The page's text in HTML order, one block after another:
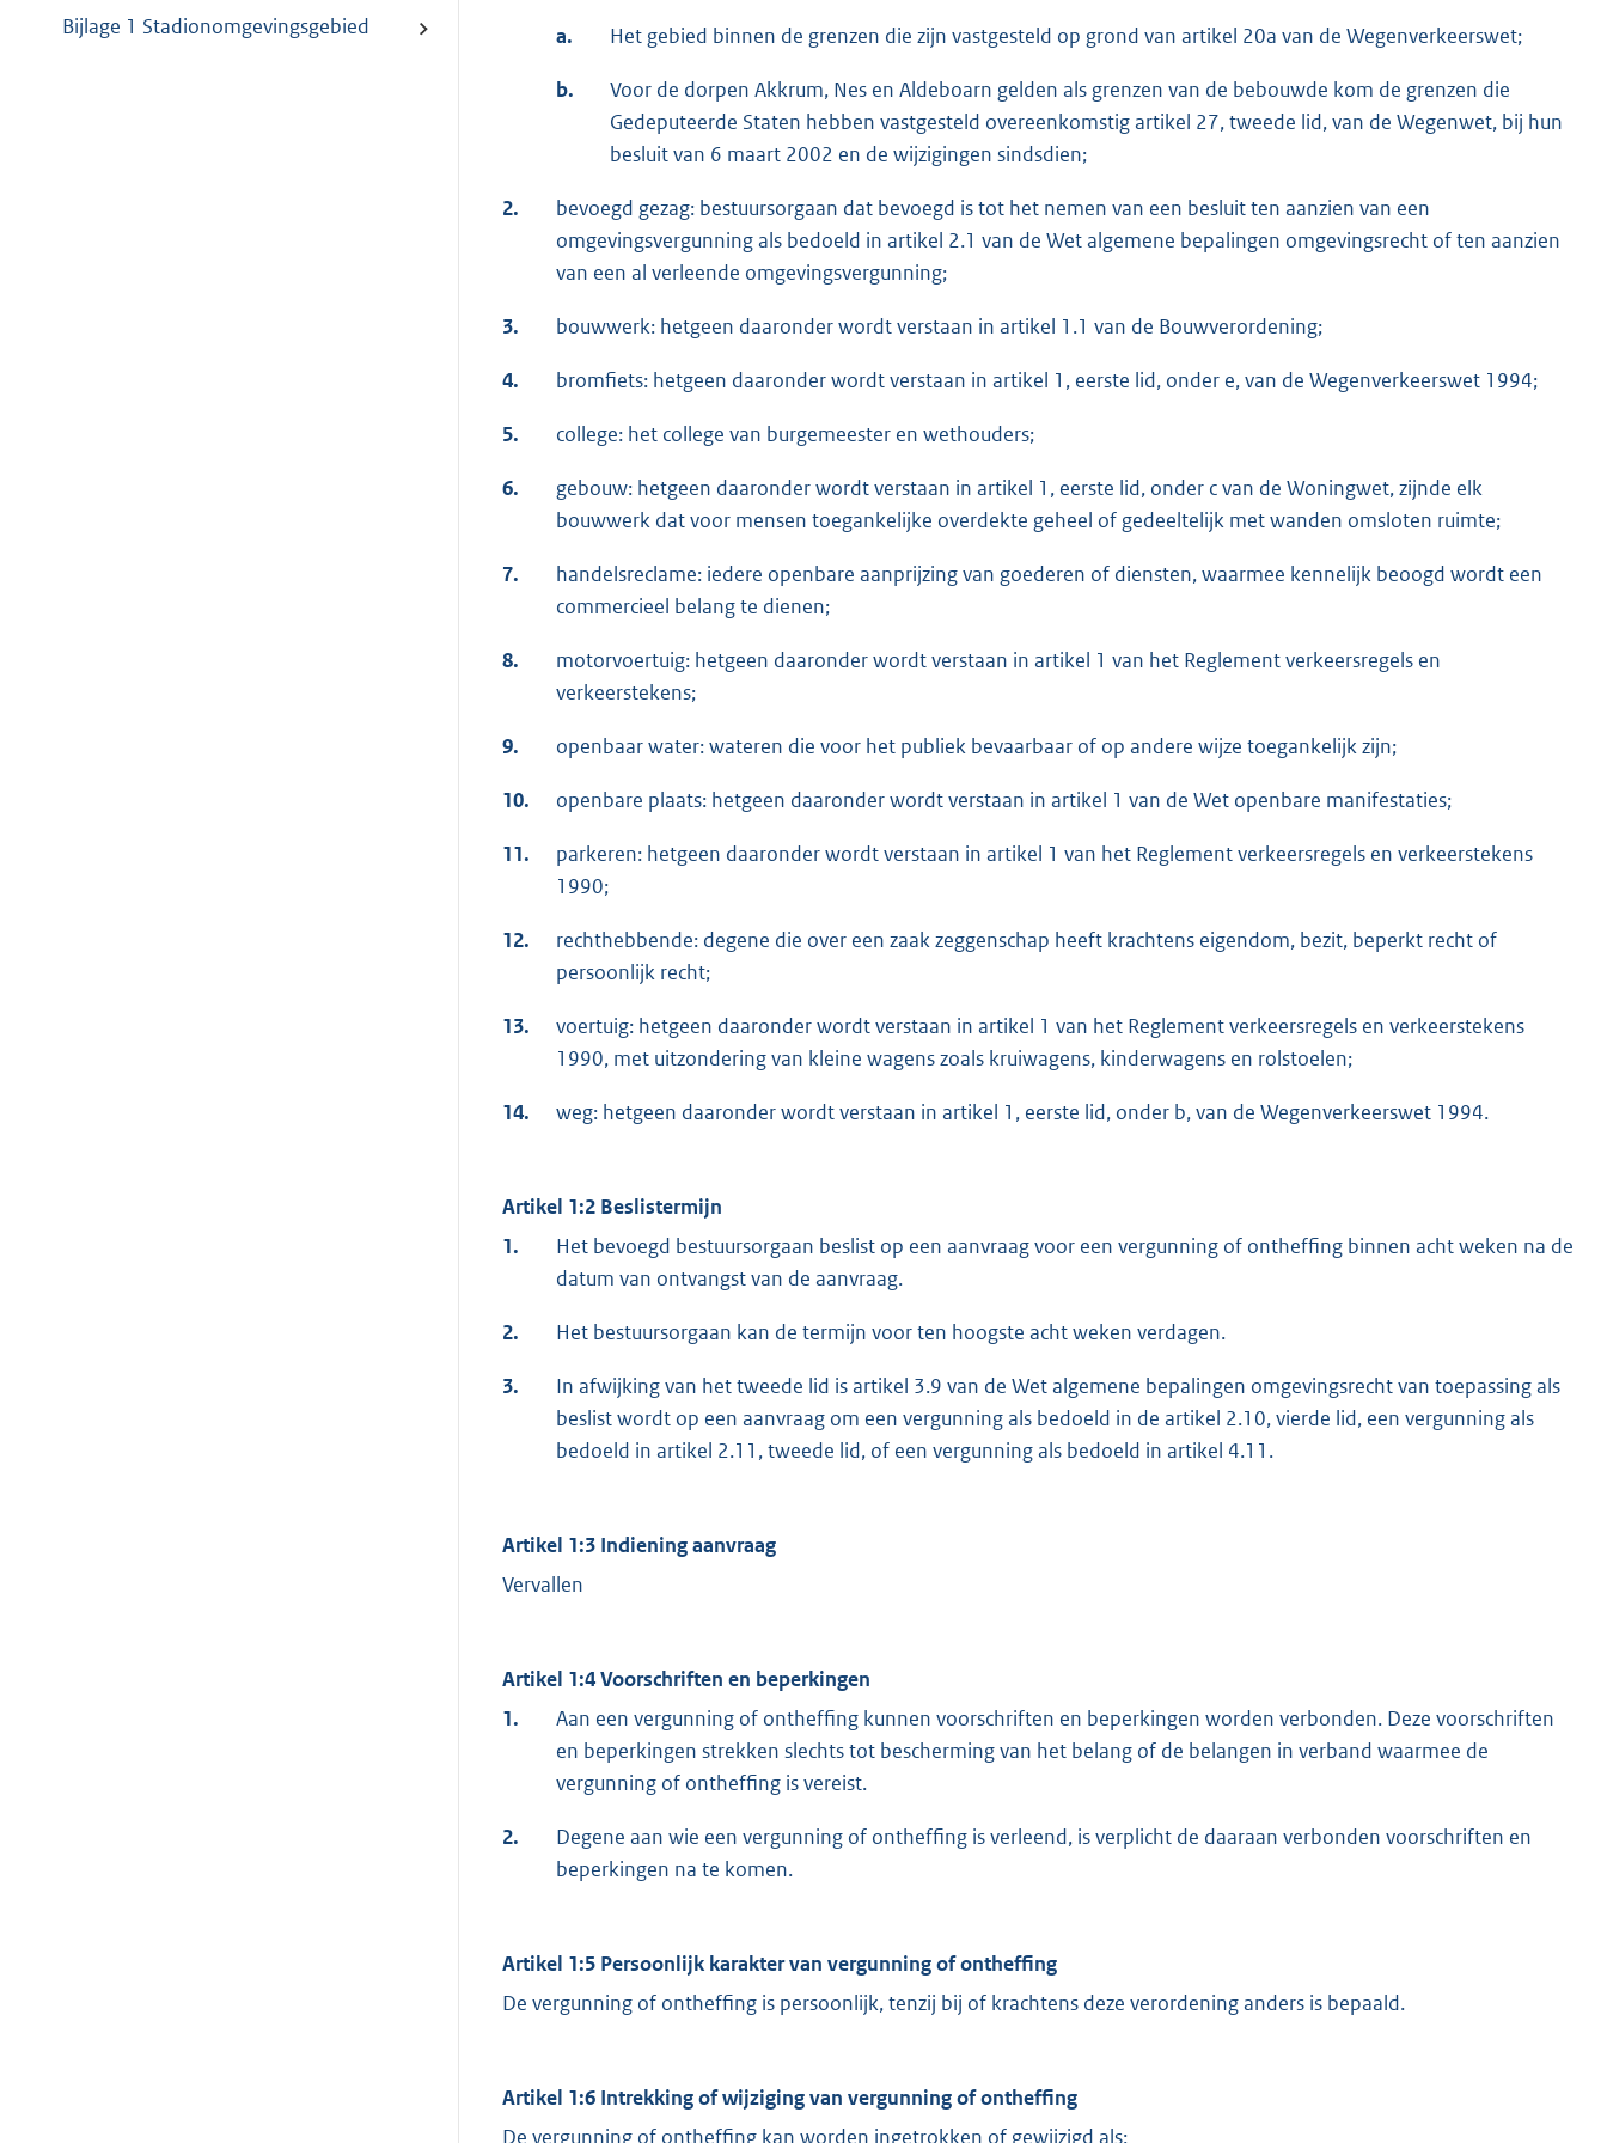
Bijlage 1 Stadionomgevingsgebied
a. Het gebied binnen de grenzen die zijn vastgesteld op grond van artikel 20a van de Wegenverkeerswet;
b.
Voor de dorpen Akkrum, Nes en Aldeboarn gelden als grenzen van de bebouwde kom de grenzen die
Gedeputeerde Staten hebben vastgesteld overeenkomstig artikel 27, tweede lid, van de Wegenwet, bij hun
besluit van 6 maart 2002 en de wijzigingen sindsdien;
2.
bevoegd gezag: bestuursorgaan dat bevoegd is tot het nemen van een besluit ten aanzien van een
omgevingsvergunning als bedoeld in artikel 2.1 van de Wet algemene bepalingen omgevingsrecht of ten aanzien
van een al verleende omgevingsvergunning;
3. bouwwerk: hetgeen daaronder wordt verstaan in artikel 1.1 van de Bouwverordening;
4. bromfiets: hetgeen daaronder wordt verstaan in artikel 1, eerste lid, onder e, van de Wegenverkeerswet 1994;
5. college: het college van burgemeester en wethouders;
6.
gebouw: hetgeen daaronder wordt verstaan in artikel 1, eerste lid, onder c van de Woningwet, zijnde elk
bouwwerk dat voor mensen toegankelijke overdekte geheel of gedeeltelijk met wanden omsloten ruimte;
7.
handelsreclame: iedere openbare aanprijzing van goederen of diensten, waarmee kennelijk beoogd wordt een
commercieel belang te dienen;
8.
motorvoertuig: hetgeen daaronder wordt verstaan in artikel 1 van het Reglement verkeersregels en
verkeerstekens;
9. openbaar water: wateren die voor het publiek bevaarbaar of op andere wijze toegankelijk zijn;
10. openbare plaats: hetgeen daaronder wordt verstaan in artikel 1 van de Wet openbare manifestaties;
11.
parkeren: hetgeen daaronder wordt verstaan in artikel 1 van het Reglement verkeersregels en verkeerstekens
1990;
12.
rechthebbende: degene die over een zaak zeggenschap heeft krachtens eigendom, bezit, beperkt recht of
persoonlijk recht;
13.
voertuig: hetgeen daaronder wordt verstaan in artikel 1 van het Reglement verkeersregels en verkeerstekens
1990, met uitzondering van kleine wagens zoals kruiwagens, kinderwagens en rolstoelen;
14. weg: hetgeen daaronder wordt verstaan in artikel 1, eerste lid, onder b, van de Wegenverkeerswet 1994.
Artikel 1:2 Beslistermijn
1.
Het bevoegd bestuursorgaan beslist op een aanvraag voor een vergunning of ontheffing binnen acht weken na de
datum van ontvangst van de aanvraag.
2. Het bestuursorgaan kan de termijn voor ten hoogste acht weken verdagen.
3.
In afwijking van het tweede lid is artikel 3.9 van de Wet algemene bepalingen omgevingsrecht van toepassing als
beslist wordt op een aanvraag om een vergunning als bedoeld in de artikel 2.10, vierde lid, een vergunning als
bedoeld in artikel 2.11, tweede lid, of een vergunning als bedoeld in artikel 4.11.
Artikel 1:3 Indiening aanvraag
Vervallen
Artikel 1:4 Voorschriften en beperkingen
1.
Aan een vergunning of ontheffing kunnen voorschriften en beperkingen worden verbonden. Deze voorschriften
en beperkingen strekken slechts tot bescherming van het belang of de belangen in verband waarmee de
vergunning of ontheffing is vereist.
2.
Degene aan wie een vergunning of ontheffing is verleend, is verplicht de daaraan verbonden voorschriften en
beperkingen na te komen.
Artikel 1:5 Persoonlijk karakter van vergunning of ontheffing
De vergunning of ontheffing is persoonlijk, tenzij bij of krachtens deze verordening anders is bepaald.
Artikel 1:6 Intrekking of wijziging van vergunning of ontheffing
De vergunning of ontheffing kan worden ingetrokken of gewijzigd als: